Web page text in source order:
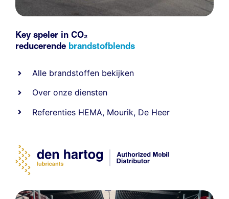
Key speler in CO₂
reducerende brandstofblends
Alle brandstoffen bekijken
Over onze diensten
Referenties HEMA, Mourik, De Heer